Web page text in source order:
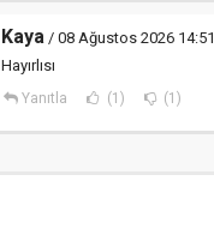
Kaya / 08 Ağustos 2026 14:51
Hayırlısı
Yanıtla (1) (1)